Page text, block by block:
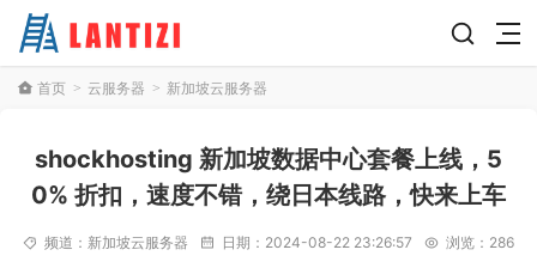
首页 > 云服务器 > 新加坡云服务器
shockhosting 新加坡数据中心套餐上线，5
0% 折扣，速度不错，绕日本线路，快来上车
频道： 新加坡云服务器 日期： 2024-08-22 23:26:57 浏览：286